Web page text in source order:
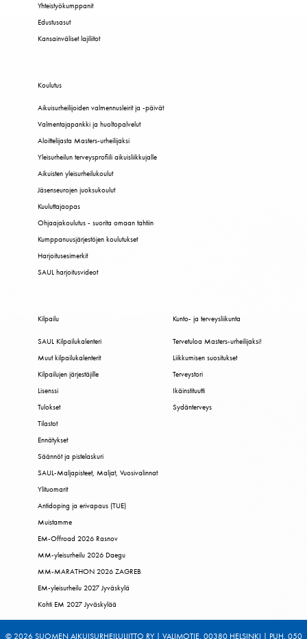
Yhteistyökumppanit
Edustusasut
Kansainväliset lajiliitot
Koulutus
Aikuisurheilijoiden valmennusleirit ja -päivät
Valmentajapankki ja huoltopalvelut
Aloittelijasta Masters-urheilijaksi
Yleisurheilun terveysprofiili aikuisliikkujalle
Aikuisten yleisurheilukoulut
Jäsenseurojen juoksukoulut
Kuuluttajaopas
Ohjaajakoulutus - suorita omaan tahtiin
Kumppanuusjärjestöjen koulutukset
Harjoitusesimerkit
SAUL harjoitusvideot
Kilpailu
SAUL Kilpailukalenteri
Muut kilpailukalenterit
Kilpailujen järjestäjille
Lisenssi
Tulokset
Tilastot
Ennätykset
Säännöt ja pistelaskuri
SAUL-Maljapisteet, Maljat, Vuosivalinnat
Ylituomarit
Antidoping ja erivapaus (TUE)
Muistamme
EM-Offroad 2026 Rasnov
MM-yleisurheilu 2026 Daegu
MM-MARATHON 2026 ZAGREB
EM-yleisurheilu 2027 Jyväskylä
Kohti EM 2027 Jyväskylää
Kunto- ja terveysliikunta
Tervetuloa Masters-urheilijaksi!
Liikkumisen suositukset
Terveystori
Ikäinstituutti
Sydänterveys
© 2026 SUOMEN AIKUISURHEILULIITTO RY | VALIMOTIE, 00380 HELSINKI | PUH. 050